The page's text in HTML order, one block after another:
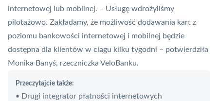
internetowej lub mobilnej. – Usługę wdrożyliśmy
pilotażowo. Zakładamy, że możliwość dodawania kart z
poziomu bankowości internetowej i mobilnej będzie
dostępna dla klientów w ciągu kilku tygodni – potwierdziła
Monika Banyś, rzeczniczka VeloBanku.
Przeczytajcie także:
• Drugi integrator płatności internetowych